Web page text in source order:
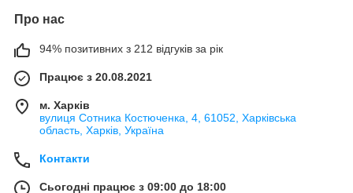
Про нас
94% позитивних з 212 відгуків за рік
Працює з 20.08.2021
м. Харків
вулиця Сотника Костюченка, 4, 61052, Харківська
область, Харків, Україна
Контакти
Сьогодні працює з 09:00 до 18:00